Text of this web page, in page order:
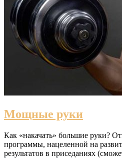
Мощные руки
Как «накачать» большие руки?
программы, нацеленной на
результатов в приседаниях